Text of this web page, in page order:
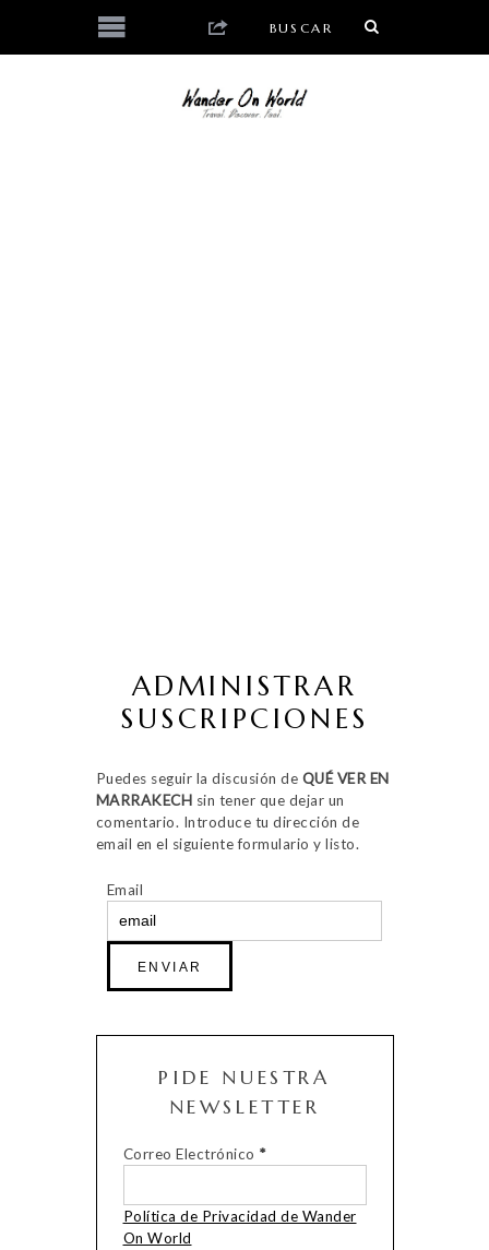
ADMINISTRAR
SUSCRIPCIONES
Puedes seguir la discusión de QUÉ VER EN
MARRAKECH sin tener que dejar un
comentario. Introduce tu dirección de
email en el siguiente formulario y listo.
Email
PIDE NUESTRA
NEWSLETTER
Correo Electrónico *
Política de Privacidad de Wander
On World